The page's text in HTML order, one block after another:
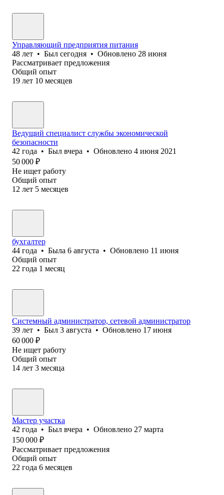
Управляющий предприятия питания
48 лет • Был сегодня • Обновлено 28 июня
Рассматривает предложения
Общий опыт
19 лет 10 месяцев
Ведущий специалист службы экономической
безопасности
42 года • Был вчера • Обновлено 4 июня 2021
50 000 ₽
Не ищет работу
Общий опыт
12 лет 5 месяцев
бухгалтер
44 года • Была 6 августа • Обновлено 11 июня
Общий опыт
22 года 1 месяц
Системный администратор, сетевой администратор
39 лет • Был 3 августа • Обновлено 17 июня
60 000 ₽
Не ищет работу
Общий опыт
14 лет 3 месяца
Мастер участка
42 года • Был вчера • Обновлено 27 марта
150 000 ₽
Рассматривает предложения
Общий опыт
22 года 6 месяцев